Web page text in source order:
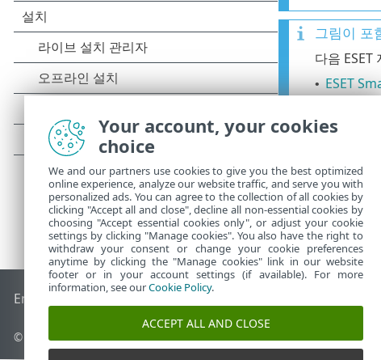
그림이 포
다음
• ESET
End of Life ESET 지식 베이스 ESET 포럼 국
© 1992 - 2026 ESET, spol. s r.o. - All rights reserved.
Your account, your cookies
choice
We and our partners use cookies to give you the best optimized
online experience, analyze our website traffic, and serve you with
personalized ads. You can agree to the collection of all cookies by
clicking "Accept all and close", decline all non-essential cookies by
choosing "Accept essential cookies only", or adjust your cookie
settings by clicking "Manage cookies". You also have the right to
withdraw your consent or change your cookie preferences
anytime by clicking the "Manage cookies" link in our website
footer or in your account settings (if available). For more
information, see ourCookie Policy.
ACCEPT ALL AND CLOSE